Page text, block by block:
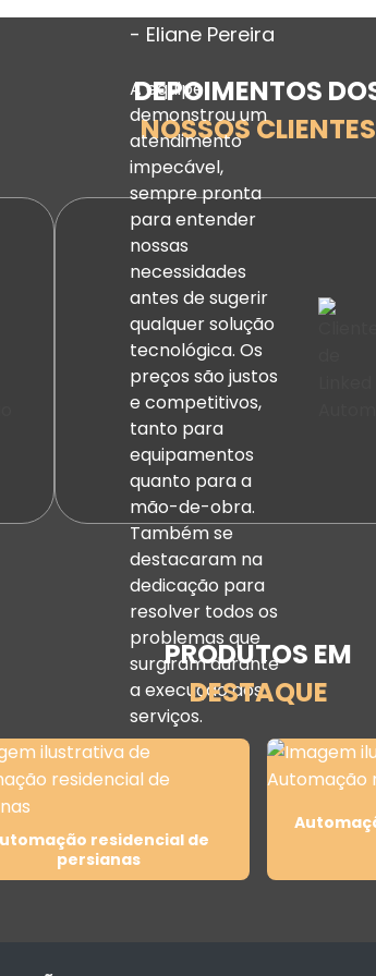
DEPOIMENTOS
NOSSOS CLIENTES
- Eliane Pereira
A equipe
demonstrou um
atendimento
impecável,
sempre pronta
para entender
nossas
necessidades
antes de sugerir
qualquer solução
tecnológica. Os
preços são justos
e competitivos,
tanto para
equipamentos
quanto para a
mão-de-obra.
Também se
destacaram na
dedicação para
resolver todos os
problemas que
surgiram durante
a execução dos
serviços.
PRODUTOS EM
DESTAQUE
residencial de
persianas